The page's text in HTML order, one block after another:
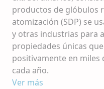
productos de glóbulos
atomización (SDP) se
y otras industrias para
propiedades únicas
positivamente en miles
cada año.
Ver más